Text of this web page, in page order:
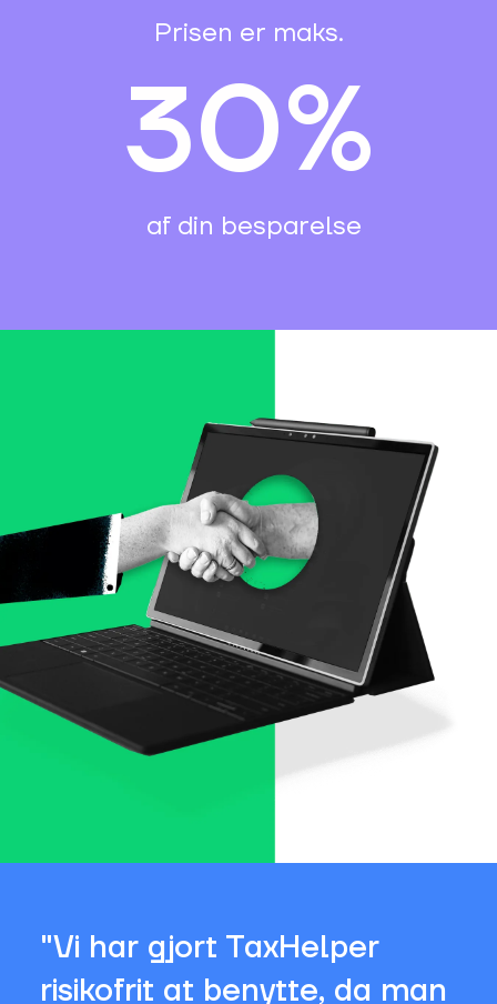
Prisen er maks.
30%
af din besparelse
"Vi har gjort TaxHelper
risikofrit at benytte, da man